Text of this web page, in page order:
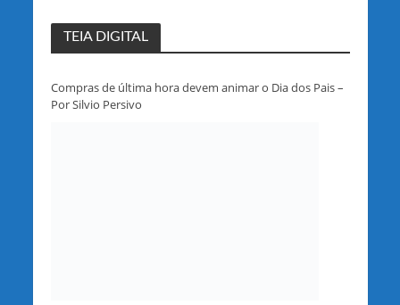
TEIA DIGITAL
Compras de última hora devem animar o Dia dos Pais –
Por Silvio Persivo